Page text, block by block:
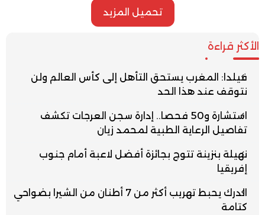
تحميل المزيد
الأكثر قراءة
فيلدا: المغرب يستحق التأهل إلى كأس العالم ولن
نتوقف عند هذا الحد
استشارة و50 فحصا.. إدارة سجن العرجات تكشف
تفاصيل الرعاية الطبية لمحمد زيان
نهيلة بنزينة تتوج بجائزة أفضل لاعبة أمام جنوب
إفريقيا
الدرك يحبط تهريب أكثر من 7 أطنان من الشيرا بضواحي
كتامة